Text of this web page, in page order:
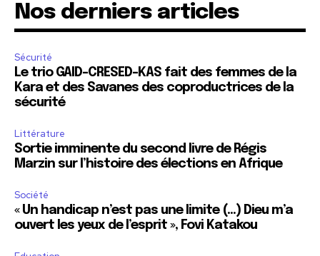
Nos derniers articles
Sécurité
Le trio GAID-CRESED-KAS fait des femmes de la
Kara et des Savanes des coproductrices de la
sécurité
Littérature
Sortie imminente du second livre de Régis
Marzin sur l’histoire des élections en Afrique
Société
« Un handicap n’est pas une limite (…) Dieu m’a
ouvert les yeux de l’esprit », Fovi Katakou